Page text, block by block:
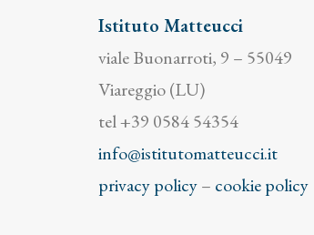
Istituto Matteucci
viale Buonarroti, 9 – 55049
Viareggio (LU)
tel +39 0584 54354
info@istitutomatteucci.it
privacy policy– cookie policy